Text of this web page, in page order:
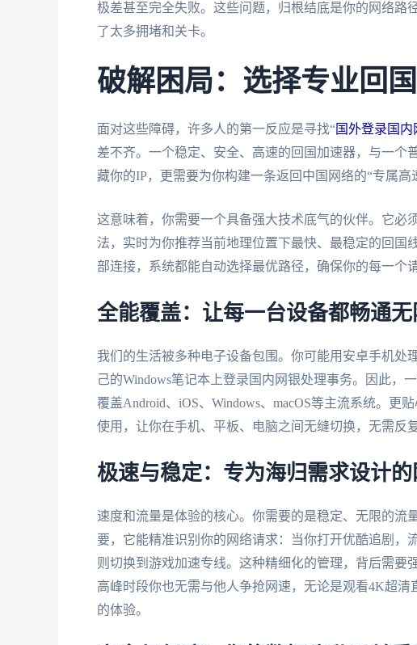
极差甚至完全失败。这些问题，归根结底是你的网络路
了太多拥堵和关卡。
破解困局：选择专业回
面对这些障碍，许多人的第一反应是寻找“国外登录国
差不齐。一个稳定、安全、高速的回国加速器，与一个
藏你的IP，更需要为你构建一条返回中国网络的“专属高
这意味着，你需要一个具备强大技术底气的伙伴。它必
法，实时为你推荐当前地理位置下最快、最稳定的回国
部连接，系统都能自动选择最优路径，确保你的每一个
全能覆盖：让每一台设备都畅通无
我们的生活被多种电子设备包围。你可能用安卓手机处
己的Windows笔记本上登录国内网银处理事务。因此，
覆盖Android、iOS、Windows、macOS等主流系统。更
使用，让你在手机、平板、电脑之间无缝切换，无需反
极速与稳定：专为海归需求设计
速度和流量是体验的核心。你需要的是稳定、无限的流
要，它能精准识别你的网络请求：当你打开优酷追剧，
则切换到游戏加速专线。这种精细化的管理，背后需要
高峰时段你也无需与他人争抢网速，无论是观看4K超
的体验。